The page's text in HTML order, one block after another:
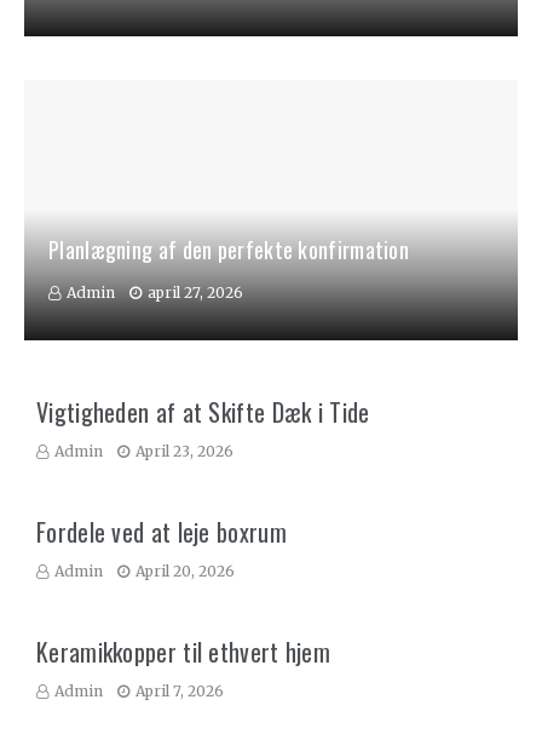
Planlægning af den perfekte konfirmation
Admin april 27, 2026
Vigtigheden af at Skifte Dæk i Tide
Admin April 23, 2026
Fordele ved at leje boxrum
Admin April 20, 2026
Keramikkopper til ethvert hjem
Admin April 7, 2026